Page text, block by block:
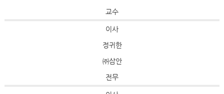
교수
이사
정귀한
㈜삼안
전무